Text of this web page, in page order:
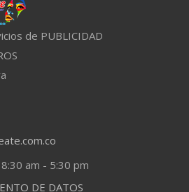
de PUBLICIDAD
am - 5:30 pm
DE DATOS